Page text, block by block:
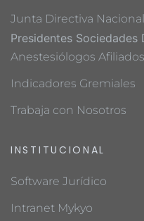
Junta Directiva Nacional
Presidentes Sociedades
Anestesiólogos Afiliados
Indicadores Gremiales
Trabaja con Nosotros
INSTITUCIONAL
Software Jurídico
Intranet Mykyo